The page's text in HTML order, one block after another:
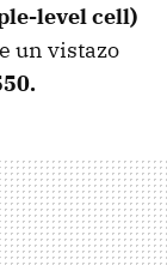
level cell)
un vistazo